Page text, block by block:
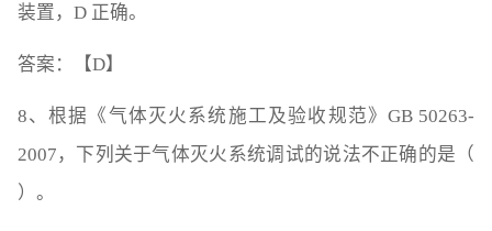
装置，D 正确。
答案：【D】
8、根据《气体灭火系统施工及验收规范》GB 50263-
2007，下列关于气体灭火系统调试的说法不正确的是（
）。